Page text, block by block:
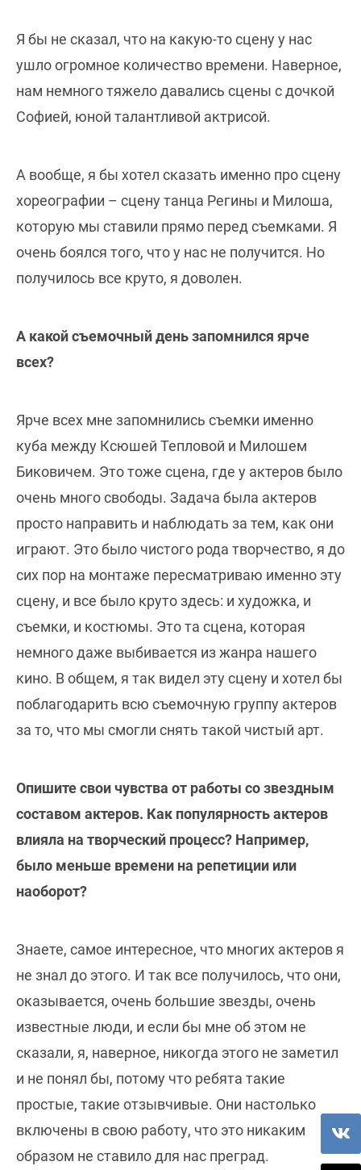
Я бы не сказал, что на какую-то сцену у нас
ушло огромное количество времени. Наверное,
нам немного тяжело давались сцены с дочкой
Софией, юной талантливой актрисой.
А вообще, я бы хотел сказать именно про сцену
хореографии – сцену танца Регины и Милоша,
которую мы ставили прямо перед съемками. Я
очень боялся того, что у нас не получится. Но
получилось все круто, я доволен.
А какой съемочный день запомнился ярче
всех?
Ярче всех мне запомнились съемки именно
куба между Ксюшей Тепловой и Милошем
Биковичем. Это тоже сцена, где у актеров было
очень много свободы. Задача была актеров
просто направить и наблюдать за тем, как они
играют. Это было чистого рода творчество, я до
сих пор на монтаже пересматриваю именно эту
сцену, и все было круто здесь: и художка, и
съемки, и костюмы. Это та сцена, которая
немного даже выбивается из жанра нашего
кино. В общем, я так видел эту сцену и хотел бы
поблагодарить всю съемочную группу актеров
за то, что мы смогли снять такой чистый арт.
Опишите свои чувства от работы со звездным
составом актеров. Как популярность актеров
влияла на творческий процесс? Например,
было меньше времени на репетиции или
наоборот?
Знаете, самое интересное, что многих актеров я
не знал до этого. И так все получилось, что они,
оказывается, очень большие звезды, очень
известные люди, и если бы мне об этом не
сказали, я, наверное, никогда этого не заметил
и не понял бы, потому что ребята такие
простые, такие отзывчивые. Они настолько
включены в свою работу, что это никаким
образом не ставило для нас преград.